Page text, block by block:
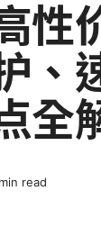
性
、
全
min read